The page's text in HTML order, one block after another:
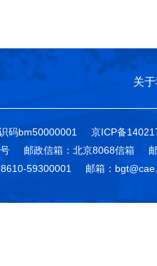
关
码bm50000001
京ICP备
邮政信箱：北京8068信箱
59300001 邮箱：